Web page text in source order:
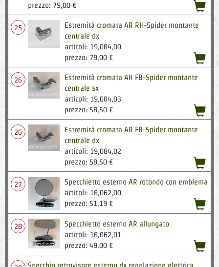
prezzo: 79,00 €
25
Estremità cromata AR RH-Spider montante
centrale dx
articoli: 19,084,00
prezzo: 79,00 €
26
Estremità cromata AR FB-Spider montante
centrale sx
articoli: 19,084,03
prezzo: 58,50 €
26
Estremità cromata AR FB-Spider montante
centrale dx
articoli: 19,084,02
prezzo: 58,50 €
27
Specchietto esterno AR rotondo con emblema
articoli: 18,062,00
prezzo: 51,19 €
28
Specchietto esterno AR allungato
articoli: 18,062,01
prezzo: 49,00 €